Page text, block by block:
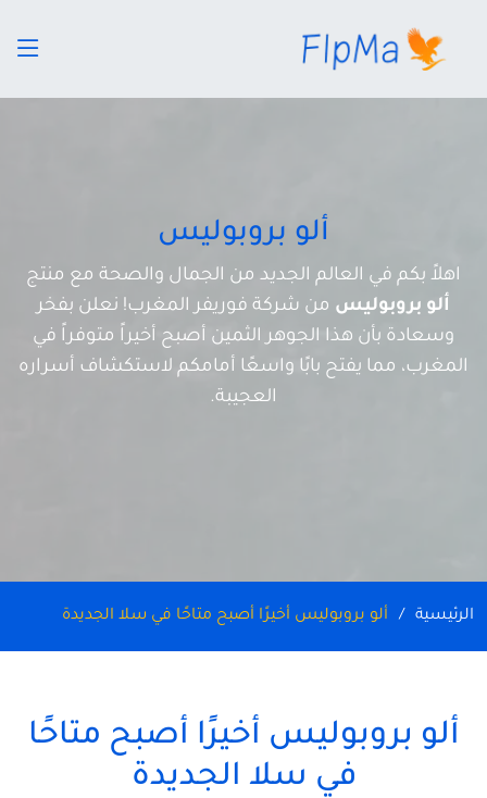
ألو بروبوليس
اهلاً بكم في العالم الجديد من الجمال والصحة مع منتج
ألو بروبوليس من شركة فوريفر المغرب! نعلن بفخر
وسعادة بأن هذا الجوهر الثمين أصبح أخيراً متوفراً في
المغرب، مما يفتح بابًا واسعًا أمامكم لاستكشاف أسراره
العجيبة.
الرئيسية ألو بروبوليس أخيرًا أصبح متاحًا في سلا الجديدة
ألو بروبوليس أخيرًا أصبح متاحًا
في سلا الجديدة